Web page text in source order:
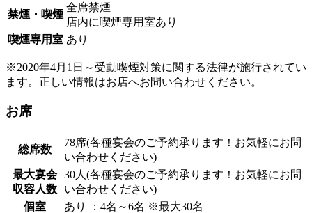
禁煙・喫煙
全席禁煙
店内に喫煙専用室あり
喫煙専用室 あり
※2020年4月1日～受動喫煙対策に関する法律が施行されてい
ます。正しい情報はお店へお問い合わせください。
お席
総席数
78席(各種宴会のご予約承ります！お気軽にお問
い合わせください)
最大宴会
収容人数
30人(各種宴会のご予約承ります！お気軽にお問
い合わせください)
個室
あり ：4名～6名 ※最大30名